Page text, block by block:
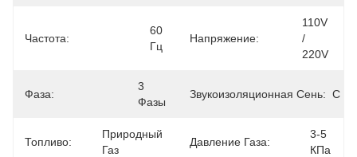
Частота:
60
Гц
Напряжение:
110V
/
220V
Фаза:
3
Фазы
Звукоизоляционная Сень: С
Топливо:
Природный
Газ
Давление Газа:
3-5
КПа